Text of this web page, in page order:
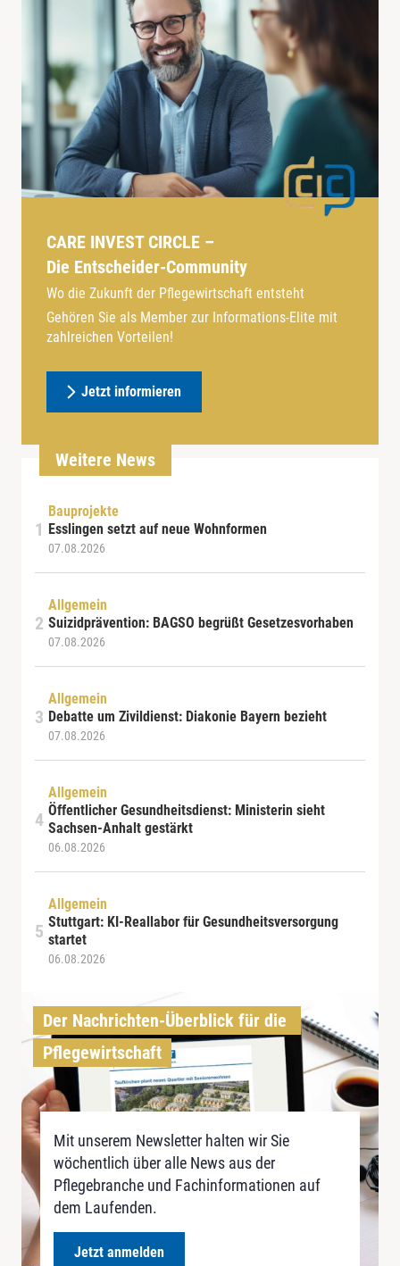
CARE INVEST CIRCLE –
Die Entscheider-Community
Wo die Zukunft der Pflegewirtschaft entsteht
Gehören Sie als Member zur Informations-Elite mit
zahlreichen Vorteilen!
Jetzt informieren
Weitere News
Bauprojekte
Esslingen setzt auf neue Wohnformen
07.08.2026
Allgemein
Suizidprävention: BAGSO begrüßt Gesetzesvorhaben
07.08.2026
Allgemein
Debatte um Zivildienst: Diakonie Bayern bezieht
07.08.2026
Allgemein
Öffentlicher Gesundheitsdienst: Ministerin sieht
Sachsen-Anhalt gestärkt
06.08.2026
Allgemein
Stuttgart: KI-Reallabor für Gesundheitsversorgung
startet
06.08.2026
Der Nachrichten-Überblick für die
Pflegewirtschaft
Mit unserem Newsletter halten wir Sie
wöchentlich über alle News aus der
Pflegebranche und Fachinformationen auf
dem Laufenden.
Jetzt anmelden